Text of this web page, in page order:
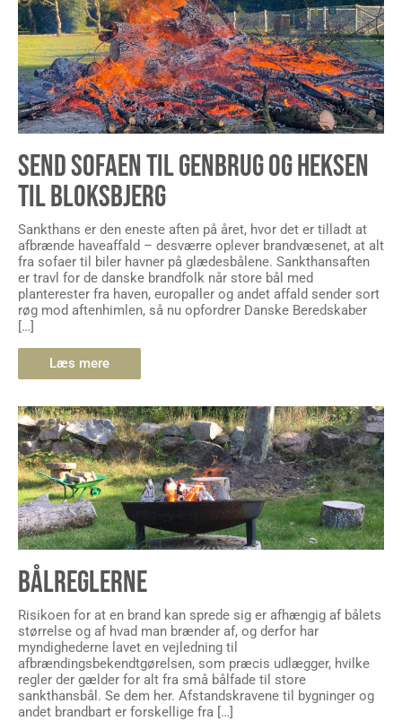
SEND SOFAEN TIL GENBRUG OG HEKSEN
TIL BLOKSBJERG
Sankthans er den eneste aften på året, hvor det er tilladt at
afbrænde haveaffald – desværre oplever brandvæsenet, at alt
fra sofaer til biler havner på glædesbålene. Sankthansaften
er travl for de danske brandfolk når store bål med
planterester fra haven, europaller og andet affald sender sort
røg mod aftenhimlen, så nu opfordrer Danske Beredskaber
[…]
Læs mere
BÅLREGLERNE
Risikoen for at en brand kan sprede sig er afhængig af bålets
størrelse og af hvad man brænder af, og derfor har
myndighederne lavet en vejledning til
afbrændingsbekendtgørelsen, som præcis udlægger, hvilke
regler der gælder for alt fra små bålfade til store
sankthansbål. Se dem her. Afstandskravene til bygninger og
andet brandbart er forskellige fra […]